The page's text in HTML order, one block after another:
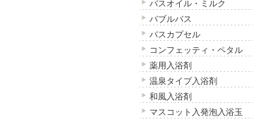
バスオイル・ミルク
バブルバス
バスカプセル
コンフェッティ・ペタル
薬用入浴剤
温泉タイプ入浴剤
和風入浴剤
マスコット入発泡入浴玉